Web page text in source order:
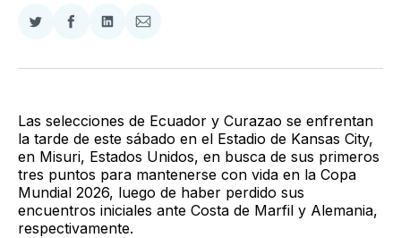
Compartir
Twitter
Compartir
Facebook
Compartir
LinkedIn
Compartir
Email
Las selecciones de Ecuador y Curazao se enfrentan
la tarde de este sábado en el Estadio de Kansas City,
en Misuri, Estados Unidos, en busca de sus primeros
tres puntos para mantenerse con vida en la Copa
Mundial 2026, luego de haber perdido sus
encuentros iniciales ante Costa de Marfil y Alemania,
respectivamente.